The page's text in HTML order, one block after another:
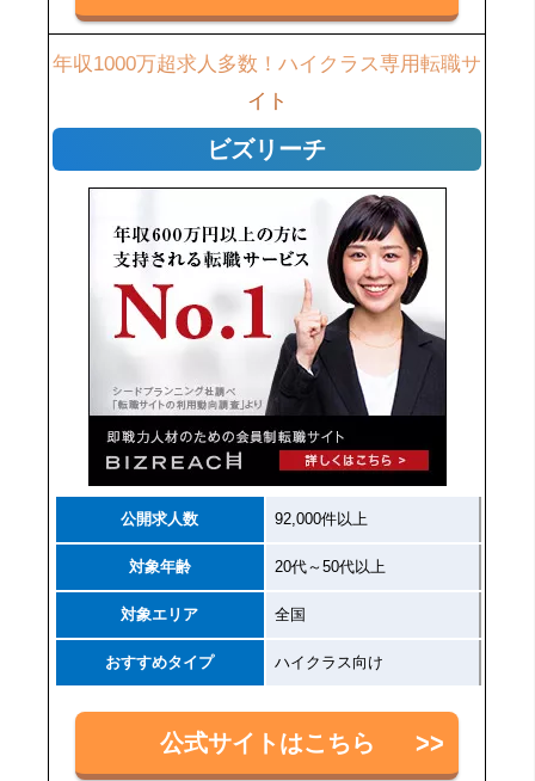
年収1000万超求人多数！ハイクラス専用転職サ
イト
ビズリーチ
公開求人数 92,000件以上
対象年齢 20代～50代以上
対象エリア 全国
おすすめタイプ ハイクラス向け
公式サイトはこちら